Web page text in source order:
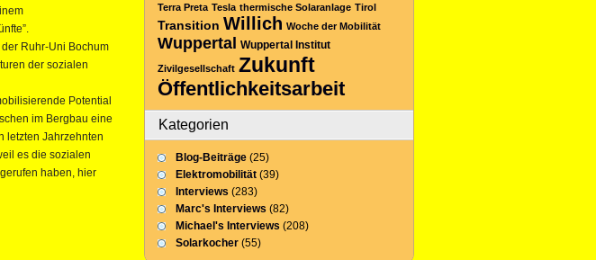
Ruhr-Uni Bochum
der sozialen
Potential
im Bergbau eine
letzten Jahrzehnten
es die sozialen
haben, hier
Terra Preta Tesla thermische Solaranlage Tirol
Transition Willich Woche der Mobilität
Wuppertal Wuppertal Institut
Zivilgesellschaft Zukunft
Öffentlichkeitsarbeit
Kategorien
Blog-Beiträge (25)
Elektromobilität (39)
Interviews (283)
Marc's Interviews (82)
Michael's Interviews (208)
Solarkocher (55)